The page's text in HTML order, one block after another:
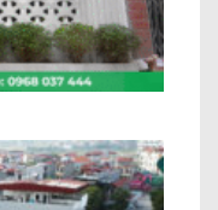
Thanh Miến